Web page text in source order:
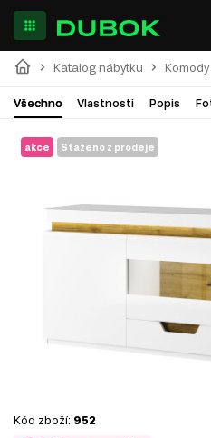
Katalog nábytku
Všechno Vlastnosti Popis
akce Staženo z prodeje
Kód zboží: 952